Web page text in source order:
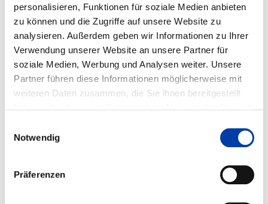
personalisieren, Funktionen für soziale Medien anbieten
zu können und die Zugriffe auf unsere Website zu
analysieren. Außerdem geben wir Informationen zu Ihrer
Verwendung unserer Website an unsere Partner für
soziale Medien, Werbung und Analysen weiter. Unsere
Partner führen diese Informationen möglicherweise mit
weiteren Daten zusammen, die Sie ihnen bereitgestellt
Notwendig
Präferenzen
HYGRO-THERMISCHEN
EINFLÜSSEN
IGF-Vorhaben-Nr.: 01IF24914N
Laufzeit: 01.04.2026 - 30.09.2028
Fakultät für Maschinenbau, Laboratorium für Werkstoff-
und Fügetechnik (LWF)